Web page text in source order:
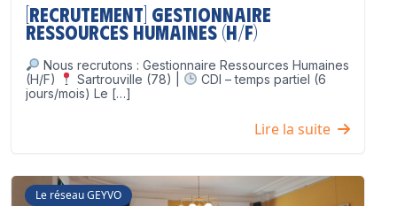
[Recrutement] Gestionnaire
Ressources Humaines (H/F)
Nous recrutons : Gestionnaire Ressources Humaines
(H/F)
Sartrouville (78) |
CDI – temps partiel (6
jours/mois) Le […]
Lire la suite
Le réseau GEYVO